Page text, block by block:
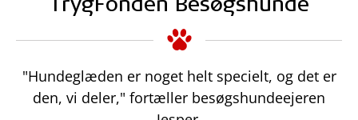
"Hundeglæden er noget helt specielt, og det er
den, vi deler," fortæller besøgshundeejeren